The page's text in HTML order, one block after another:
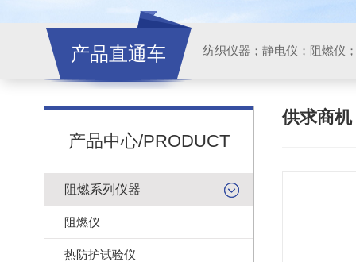
产品直通车 纺织仪器；静电仪；阻燃仪
供求商机
产品中心/PRODUCT
阻燃系列仪器
阻燃仪
热防护试验仪